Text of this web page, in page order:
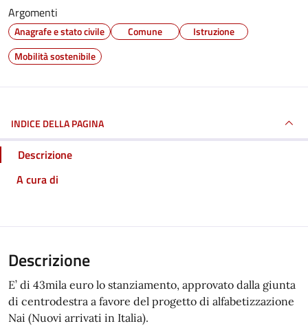
Argomenti
Anagrafe e stato civile Comune
Istruzione
Mobilità sostenibile
INDICE DELLA PAGINA
Descrizione
A cura di
Descrizione
E’ di 43mila euro lo stanziamento, approvato dalla giunta
di centrodestra a favore del progetto di alfabetizzazione
Nai (Nuovi arrivati in Italia).